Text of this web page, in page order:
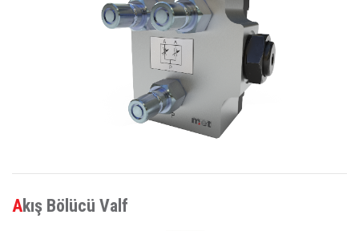
Akış Bölücü Valf